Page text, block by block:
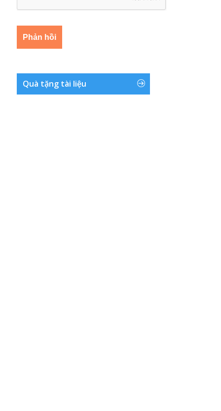
Quà tặng tài liệu